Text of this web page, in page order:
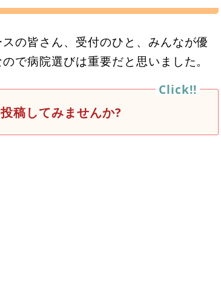
の皆さん、受付のひと、みんなが優
で病院選びは重要だと思いました。
稿してみませんか?